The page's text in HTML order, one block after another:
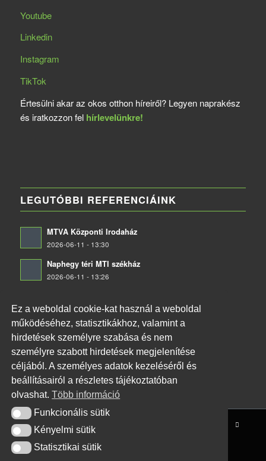
Ez a weboldal cookie-kat használ a weboldal
működéséhez, statisztikákhoz, valamint a
hirdetések személyre szabása és nem
személyre szabott hirdetések megjelenítése
céljából. A személyes adatok kezeléséről és
beállításairól a részletes tájékoztatóban
olvashat.Több információ
Funkcionális sütik
Funkcionális sütik
Kényelmi sütik
Kényelmi sütik
Statisztikai sütik
Statisztikai sütik
Youtube
Linkedin
Instagram
TikTok
Értesülni akar az okos otthon híreiről? Legyen naprakész
és iratkozzon fel hírlevelünkre!
LEGUTÓBBI REFERENCIÁINK
MTVA Központi Irodaház
2026-06-11 - 13:30
Naphegy téri MTI székház
2026-06-11 - 13:26
2026-06-11 - 13:20
XVI. kerületi Kormányhivatal tűzjelző rendszer
telepítése
2026-06-11 - 13:17
© Copyright - SmartMe